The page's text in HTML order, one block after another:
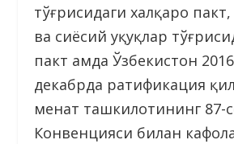
тўғрисидаги халқаро
ва сиёсий ҳуқуқлар
пакт ҳамда Ўзбекистон
декабрда ратификация
меҳнат ташкилотининг 87-
Конвенцияси билан